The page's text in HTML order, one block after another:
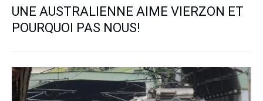
UNE AUSTRALIENNE AIME VIERZON ET
POURQUOI PAS NOUS!